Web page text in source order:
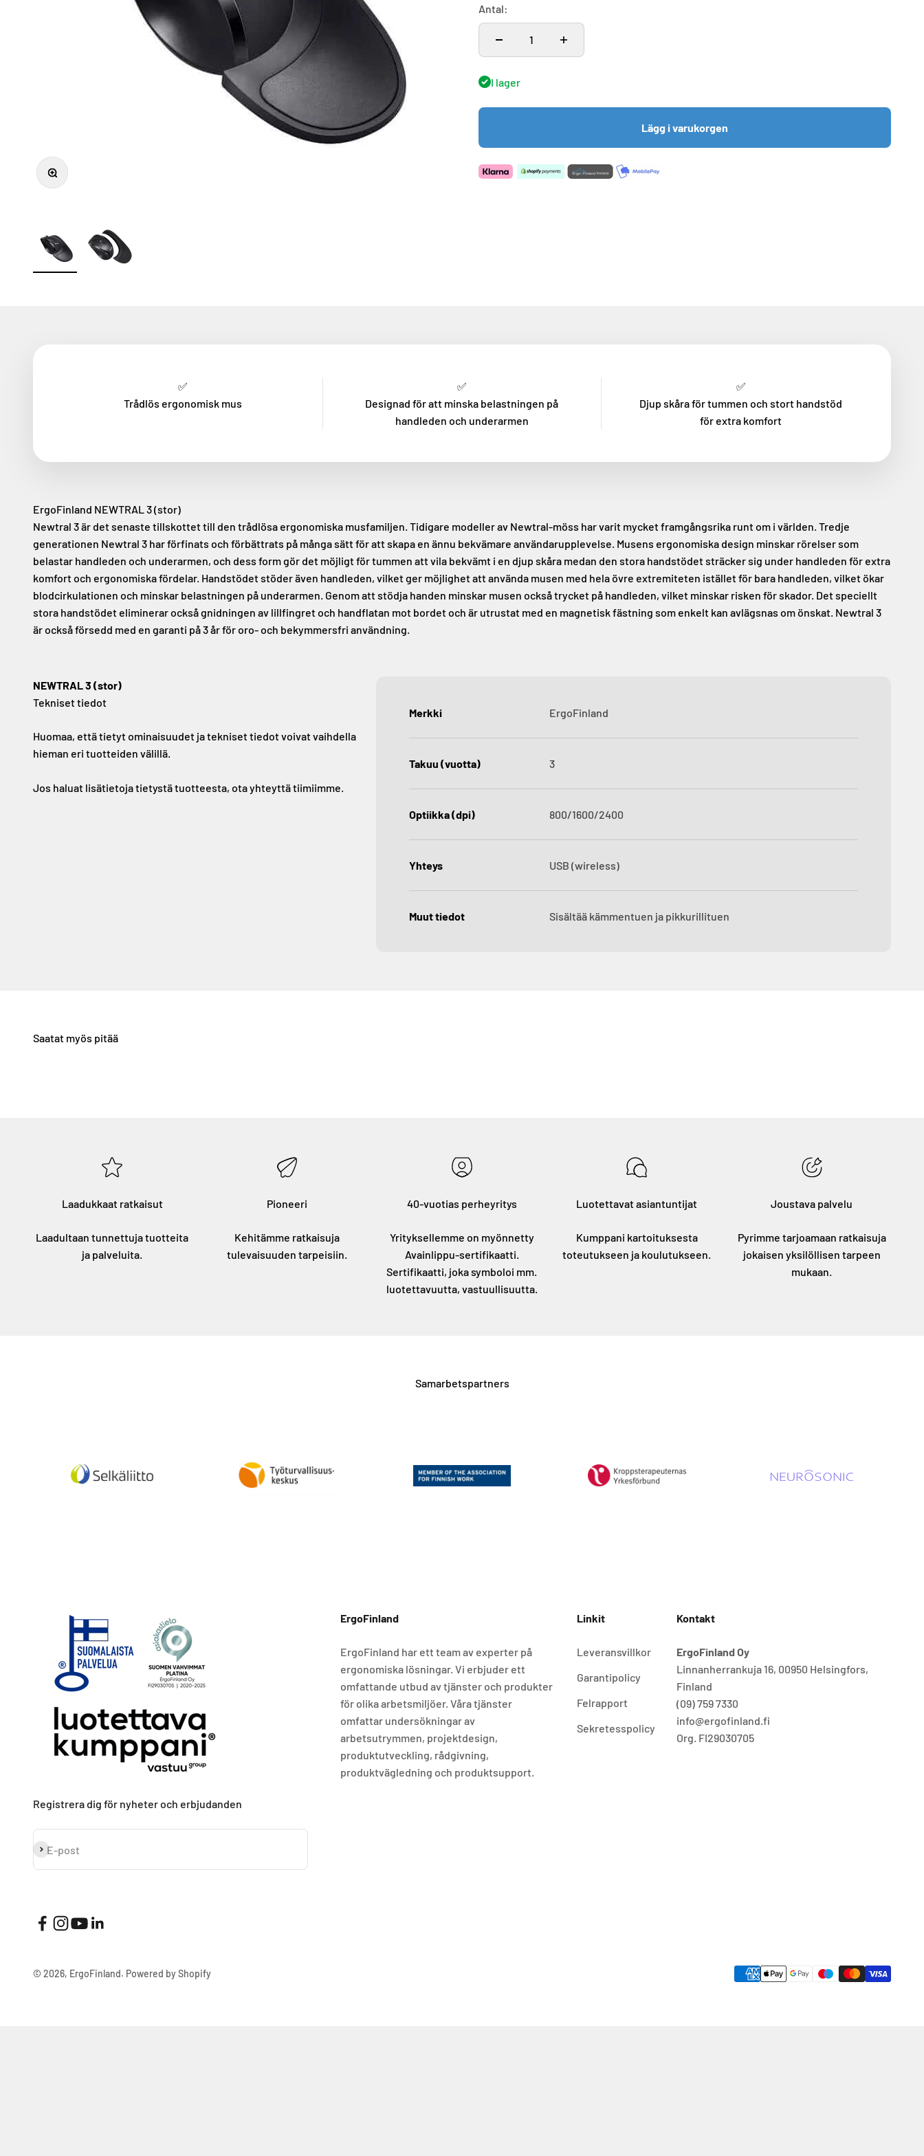
Zooma
Antal:
I lager
Lägg i varukorgen
✅
Trådlös ergonomisk mus
✅
Designad för att minska belastningen på
handleden och underarmen
✅
Djup skåra för tummen och stort handstöd
för extra komfort
ErgoFinland NEWTRAL 3 (stor)
Newtral 3 är det senaste tillskottet till den trådlösa ergonomiska musfamiljen. Tidigare modeller av Newtral-möss har varit mycket framgångsrika runt om i världen. Tredje
generationen Newtral 3 har förfinats och förbättrats på många sätt för att skapa en ännu bekvämare användarupplevelse. Musens ergonomiska design minskar rörelser som
belastar handleden och underarmen, och dess form gör det möjligt för tummen att vila bekvämt i en djup skåra medan den stora handstödet sträcker sig under handleden för extra
komfort och ergonomiska fördelar. Handstödet stöder även handleden, vilket ger möjlighet att använda musen med hela övre extremiteten istället för bara handleden, vilket ökar
blodcirkulationen och minskar belastningen på underarmen. Genom att stödja handen minskar musen också trycket på handleden, vilket minskar risken för skador. Det speciellt
stora handstödet eliminerar också gnidningen av lillfingret och handflatan mot bordet och är utrustat med en magnetisk fästning som enkelt kan avlägsnas om önskat. Newtral 3
är också försedd med en garanti på 3 år för oro- och bekymmersfri användning.
NEWTRAL 3 (stor)
Tekniset tiedot
Huomaa, että tietyt ominaisuudet ja tekniset tiedot voivat vaihdella
hieman eri tuotteiden välillä.
Jos haluat lisätietoja tietystä tuotteesta, ota yhteyttä tiimiimme.
Merkki ErgoFinland
Takuu (vuotta) 3
Optiikka (dpi) 800/1600/2400
Yhteys USB (wireless)
Muut tiedot Sisältää kämmentuen ja pikkurillituen
Laadukkaat ratkaisut
Laadultaan tunnettuja tuotteita
ja palveluita.
Pioneeri
Kehitämme ratkaisuja
tulevaisuuden tarpeisiin.
40-vuotias perheyritys
Yrityksellemme on myönnetty
Avainlippu-sertifikaatti.
Sertifikaatti, joka symboloi mm.
luotettavuutta, vastuullisuutta.
Luotettavat asiantuntijat
Kumppani kartoituksesta
toteutukseen ja koulutukseen.
Joustava palvelu
Pyrimme tarjoamaan ratkaisuja
jokaisen yksilöllisen tarpeen
mukaan.
Samarbetspartners
Registrera dig för nyheter och erbjudanden
E-post
Prenumerera
ErgoFinland
ErgoFinland har ett team av experter på
ergonomiska lösningar. Vi erbjuder ett
omfattande utbud av tjänster och produkter
för olika arbetsmiljöer. Våra tjänster
omfattar undersökningar av
arbetsutrymmen, projektdesign,
produktutveckling, rådgivning,
produktvägledning och produktsupport.
Linkit
Leveransvillkor
Garantipolicy
Felrapport
Sekretesspolicy
Kontakt
ErgoFinland Oy
Linnanherrankuja 16, 00950 Helsingfors,
Finland
(09) 759 7330
info@ergofinland.fi
Org. FI29030705
© 2026, ErgoFinland. Powered by Shopify